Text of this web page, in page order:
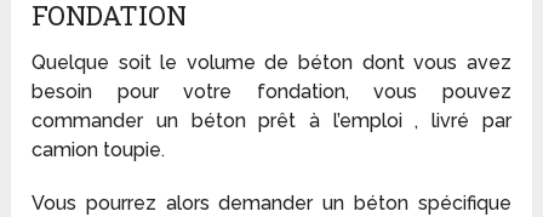
FONDATION
Quelque soit le volume de béton dont vous avez
besoin pour votre fondation, vous pouvez
commander un béton prêt à l’emploi , livré par
camion toupie.
Vous pourrez alors demander un béton spécifique